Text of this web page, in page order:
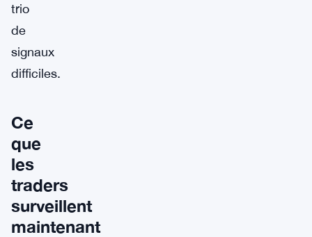
trio
de
signaux
difficiles.
Ce
que
les
traders
surveillent
maintenant